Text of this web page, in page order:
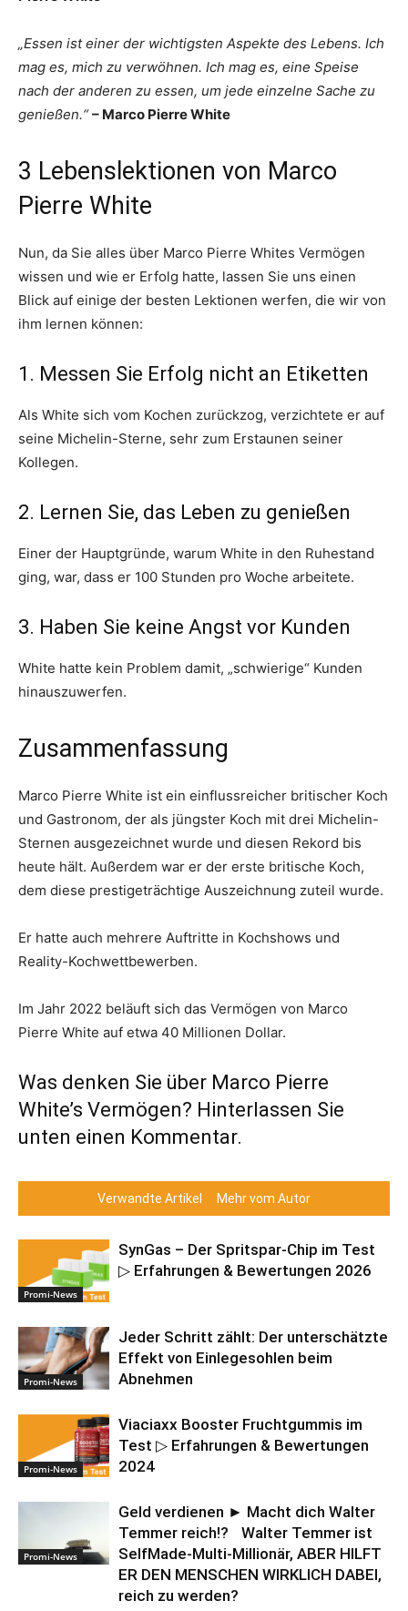
„Essen ist einer der wichtigsten Aspekte des Lebens. Ich
mag es, mich zu verwöhnen. Ich mag es, eine Speise
nach der anderen zu essen, um jede einzelne Sache zu
genießen.“– Marco Pierre White
3 Lebenslektionen von Marco
Pierre White
Nun, da Sie alles über Marco Pierre Whites Vermögen
wissen und wie er Erfolg hatte, lassen Sie uns einen
Blick auf einige der besten Lektionen werfen, die wir von
ihm lernen können:
1. Messen Sie Erfolg nicht an Etiketten
Als White sich vom Kochen zurückzog, verzichtete er auf
seine Michelin-Sterne, sehr zum Erstaunen seiner
Kollegen.
2. Lernen Sie, das Leben zu genießen
Einer der Hauptgründe, warum White in den Ruhestand
ging, war, dass er 100 Stunden pro Woche arbeitete.
3. Haben Sie keine Angst vor Kunden
White hatte kein Problem damit, „schwierige“ Kunden
hinauszuwerfen.
Zusammenfassung
Marco Pierre White ist ein einflussreicher britischer Koch
und Gastronom, der als jüngster Koch mit drei Michelin-
Sternen ausgezeichnet wurde und diesen Rekord bis
heute hält. Außerdem war er der erste britische Koch,
dem diese prestigeträchtige Auszeichnung zuteil wurde.
Er hatte auch mehrere Auftritte in Kochshows und
Reality-Kochwettbewerben.
Im Jahr 2022 beläuft sich das Vermögen von Marco
Pierre White auf etwa 40 Millionen Dollar.
Was denken Sie über Marco Pierre
White’s Vermögen? Hinterlassen Sie
unten einen Kommentar.
Verwandte Artikel Mehr vom Autor
Promi-News
SynGas – Der Spritspar-Chip im Test
▷ Erfahrungen & Bewertungen 2026
Promi-News
Jeder Schritt zählt: Der unterschätzte
Effekt von Einlegesohlen beim
Abnehmen
Promi-News
Viaciaxx Booster Fruchtgummis im
Test ▷ Erfahrungen & Bewertungen
2024
Promi-News
Geld verdienen ► Macht dich Walter
Temmer reich!? Walter Temmer ist
SelfMade-Multi-Millionär, ABER HILFT
ER DEN MENSCHEN WIRKLICH DABEI,
reich zu werden?